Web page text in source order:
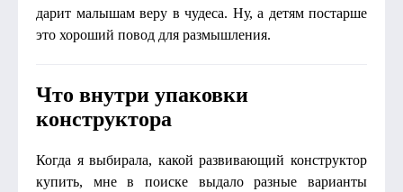
дарит малышам веру в чудеса. Ну, а детям постарше
это хороший повод для размышления.
Что внутри упаковки
конструктора
Когда я выбирала, какой развивающий конструктор
купить, мне в поиске выдало разные варианты